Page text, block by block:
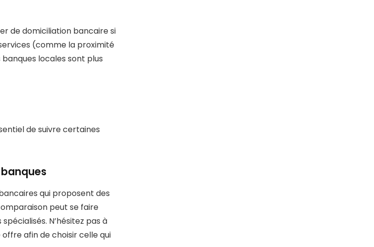
de domiciliation bancaire si
(comme la proximité
locales sont plus
de suivre certaines
qui proposent des
peut se faire
N’hésitez pas à
afin de choisir celle qui